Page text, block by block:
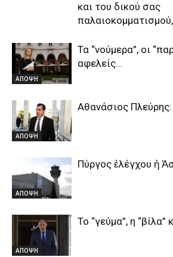
και του δικού σας
ΑΠΟΨΗ
Τα “νούμερα”, οι
αφελείς…
ΑΠΟΨΗ
Αθανάσιος
ΑΠΟΨΗ
Πύργος ἐλέγχου ἡ
ΑΠΟΨΗ
Το “γεύμα”, η “βίλα”